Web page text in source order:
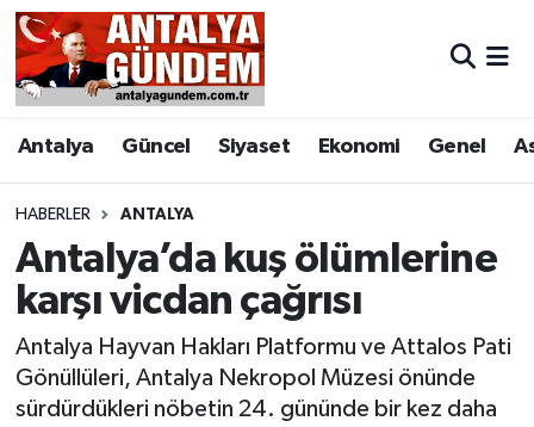
Antalya Güncel Siyaset Ekonomi Genel
HABERLER ANTALYA
Antalya’da kuş ölümlerine
karşı vicdan çağrısı
Antalya Hayvan Hakları Platformu ve Attalos Pati
Gönüllüleri, Antalya Nekropol Müzesi önünde
sürdürdükleri nöbetin 24. gününde bir kez daha
Antalya
Asayiş
Bilim & Teknoloji
Bölge
EĞİTİM
Ekonomi
Antalya Nöbetçi Eczaneler
Antalya Hava Durumu
Antalya Namaz Vakitleri
Antalya Trafik Yoğunluk Haritası
Süper Lig Puan Durumu ve Fikstür
Tüm Manşetler